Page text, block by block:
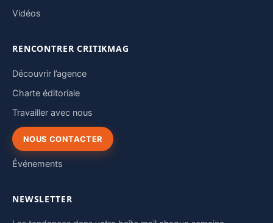
Vidéos
RENCONTRER CRITIKMAG
Découvrir l’agence
Charte éditoriale
Travailler avec nous
NOUS CONTACTER
Événements
NEWSLETTER